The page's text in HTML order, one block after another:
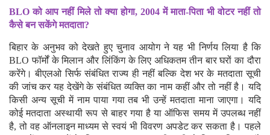
है कि अधिक समय देने से सत्यापन की प्रक्रिया बेहतर ढंग से की जा सकेगी
और गलती की संभावना कम होगी।
BLO को आप नहीं मिले तो क्या होगा, 2004 में माता-पिता भी वोटर नहीं तो
कैसे बन सकेंगे मतदाता?
बिहार के अनुभव को देखते हुए चुनाव आयोग ने यह भी निर्णय लिया है कि
BLO फॉर्मों के मिलान और लिंकिंग के लिए अधिकतम तीन बार घरों का दौरा
करेंगे। बीएलओ सिर्फ संबंधित राज्य ही नहीं बल्कि देश भर के मतदाता सूची
की जांच कर यह देखेंगे के संबंधित व्यक्ति का नाम कहीं और तो नहीं है। यदि